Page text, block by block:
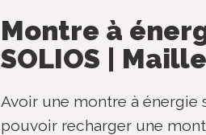
Montre à
SOLIOS |
Avoir une montre à énergie
pouvoir recharger une